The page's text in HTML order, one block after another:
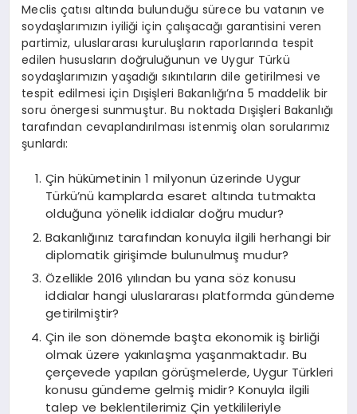
Meclis çatısı altında bulunduğu sürece bu vatanın ve
soydaşlarımızın iyiliği için çalışacağı garantisini veren
partimiz, uluslararası kuruluşların raporlarında tespit
edilen hususların doğruluğunun ve Uygur Türkü
soydaşlarımızın yaşadığı sıkıntıların dile getirilmesi ve
tespit edilmesi için Dışişleri Bakanlığı’na 5 maddelik bir
soru önergesi sunmuştur. Bu noktada Dışişleri Bakanlığı
tarafından cevaplandırılması istenmiş olan sorularımız
şunlardı:
Çin hükümetinin 1 milyonun üzerinde Uygur
Türkü’nü kamplarda esaret altında tutmakta
olduğuna yönelik iddialar doğru mudur?
Bakanlığınız tarafından konuyla ilgili herhangi bir
diplomatik girişimde bulunulmuş mudur?
Özellikle 2016 yılından bu yana söz konusu
iddialar hangi uluslararası platformda gündeme
getirilmiştir?
Çin ile son dönemde başta ekonomik iş birliği
olmak üzere yakınlaşma yaşanmaktadır. Bu
çerçevede yapılan görüşmelerde, Uygur Türkleri
konusu gündeme gelmiş midir? Konuyla ilgili
talep ve beklentilerimiz Çin yetkilileriyle